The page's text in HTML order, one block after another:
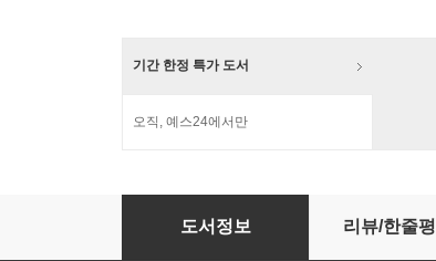
기간 한정 특가 도서
오직, 예스24에서만
Password 5 시니어모델 화보집
도서정보 리뷰/한줄평